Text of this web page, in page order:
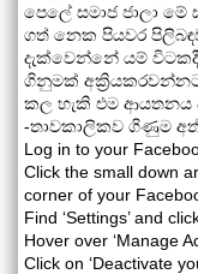
පෙලේ සමාජ ජාලා
ගත් නෙක පියවර
දැක්වෙන්නේ යම් විටකදී
ගිනුමක්
කල හැකි එම ආයතනය
-තාවකාලිකව ගිණුම
Log in to your
Click the small down
corner of your
Find ‘Settings’ and
Hover over ‘Manage
Click on ‘Deactivate